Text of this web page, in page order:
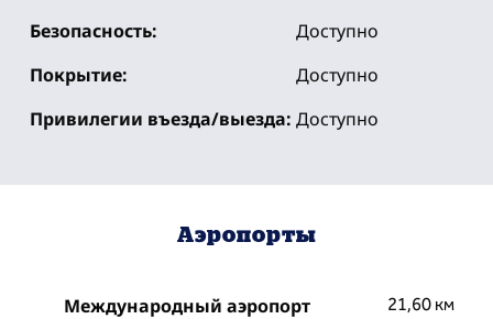
Безопасность:
Доступно
Покрытие:
Доступно
Привилегии въезда/выезда: Доступно
Аэропорты
Международный аэропорт
21,60 км